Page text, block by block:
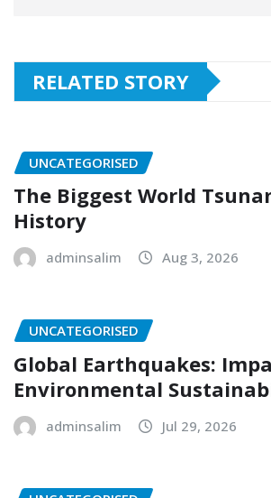
RELATED STORY
UNCATEGORISED
The Biggest World
History
adminsalim Aug 3, 2026
UNCATEGORISED
Global Earthquakes:
Environmental
adminsalim Jul 29, 2026